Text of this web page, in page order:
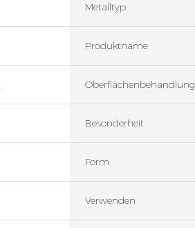
Metalltyp
Produktname
Oberflächenbehandlung
Besonderheit
Form
Verwenden